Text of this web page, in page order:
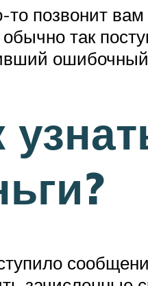
то позвонит
обычно так
ошибочный